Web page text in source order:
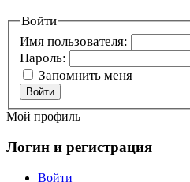
Войти
Имя пользователя:
Пароль:
Запомнить меня
Войти
Мой профиль
Логин и регистрация
Войти